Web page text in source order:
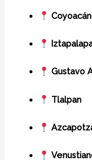
Coyoacán
Gustavo
Tlalpan